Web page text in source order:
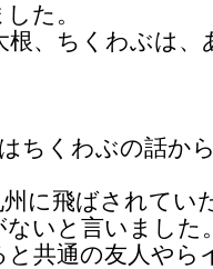
た。
、ちくわぶは、
ちくわぶの話か
に飛ばされてい
ないと言いました
共通の友人やら